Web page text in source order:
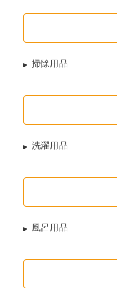
掃除用品
洗濯用品
風呂用品